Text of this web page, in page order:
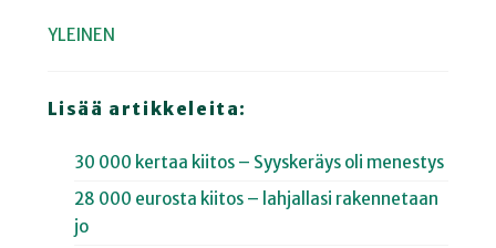
YLEINEN
Lisää artikkeleita:
30 000 kertaa kiitos – Syyskeräys oli menestys
28 000 eurosta kiitos – lahjallasi rakennetaan
jo